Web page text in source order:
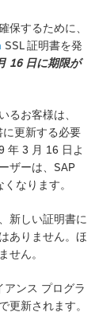
保するために、
SSL 証明書を発
16 日に期限が
るお客様は、
更新する必要
年 3 月 16 日よ
ザーは、SAP
なります。
新しい証明書に
ありません。ほ
せん。
ンス プログラ
更新されます。